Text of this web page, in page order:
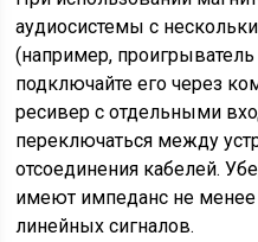
аудиосистемы с
(например,
подключайте его через
ресивер с отдельными
переключаться между
отсоединения кабелей.
имеют импеданс не менее
линейных сигналов.